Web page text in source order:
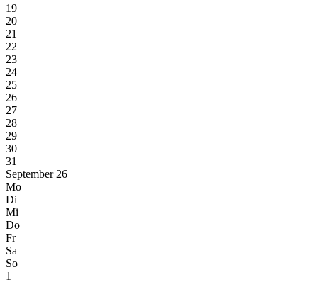
19
20
21
22
23
24
25
26
27
28
29
30
31
September 26
Mo
Di
Mi
Do
Fr
Sa
So
1